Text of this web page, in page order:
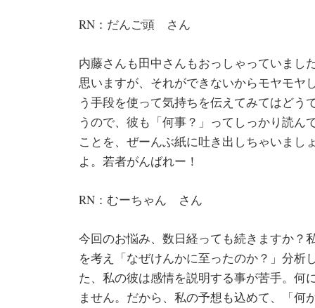
RN：だんご頭 さん
内藤さんも田中さんもおっしゃっていまし
思いますが、それができないからモヤモヤ
う手段を使って気持ちを伝えてみてはどう
うので、彼も「何事？」ってしっかり読
ことを、ぜーんぶ紙に吐き出しちゃいまし
よ。若者がんばれー！
RN：むーちゃん さん
今回のお悩み、数日経っても続きますか？
を考え「なぜけんかに至ったのか？」分析
た、私の彼は感情を説明する事が苦手。何
ません。だから、私の予想も込めて、「